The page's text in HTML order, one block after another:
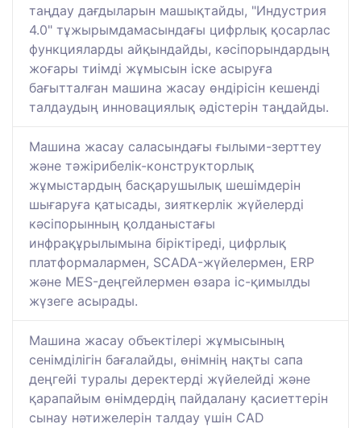
таңдау дағдыларын машықтайды, "Индустрия
4.0" тұжырымдамасындағы цифрлық қосарлас
функцияларды айқындайды, кәсіпорындардың
жоғары тиімді жұмысын іске асыруға
бағытталған машина жасау өндірісін кешенді
талдаудың инновациялық әдістерін таңдайды.
Машина жасау саласындағы ғылыми-зерттеу
және тәжірибелік-конструкторлық
жұмыстардың басқарушылық шешімдерін
шығаруға қатысады, зияткерлік жүйелерді
кәсіпорынның қолданыстағы
инфрақұрылымына біріктіреді, цифрлық
платформалармен, SCADA-жүйелермен, ERP
және MES-деңгейлермен өзара іс-қимылды
жүзеге асырады.
Машина жасау объектілері жұмысының
сенімділігін бағалайды, өнімнің нақты сапа
деңгейі туралы деректерді жүйелейді және
қарапайым өнімдердің пайдалану қасиеттерін
сынау нәтижелерін талдау үшін CAD